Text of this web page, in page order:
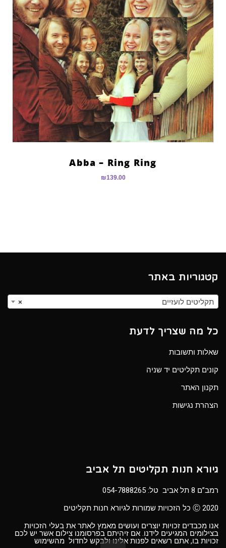
Abba – Ring Ring
₪139.00
קטגוריות באתר
× תקליטים לועזיים
כל מה שצריך לדעת
שאלות ותשובות
קונים תקליטים יד שניה
תקנון האתר
הצהרת נגישות
גיורא חנות תקליטים תל אביב
רמב”ם 8 תל אביב טל:
054-7888265
Ⓒ 2020 כל הזכויות שמורות לגיורא חנות תקליטים
אנו מכבדים זכויות יוצרים ועושים מאמץ לאתר את בעלי הזכויות
בצילומים המגיעים לידנו. אם זיהיתם בפרסומנו צילום אשר יש לכם
זכויות בו, אתם רשאים לפנות אלינו ולבקש לחדול מהשימוש